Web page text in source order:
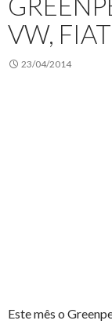
VW,
23/04/2014
Este mês o